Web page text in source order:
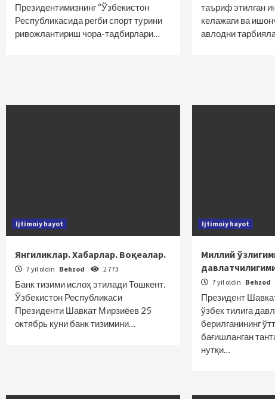
Президентимизнинг “Ўзбекистон
Республикасида регби спорт турини
ривожлантириш чора-тадбирлари…
таъриф этилган
келажаги ва
авлодни
Ijtimoiy hayot
Янгиликлар. Хабарлар. Воқеалар.
7 yil oldin Behzod 2 773
Банк тизими ислоҳ этилади Тошкент.
Ўзбекистон Республикаси
Президенти Шавкат Мирзиёев 25
октябрь куни банк тизимини…
Ijtimoiy hayot
Миллий
7 yil oldin Behzod
Президент
ўзбек тилига
берилганининг
бағишланган
нутқи…